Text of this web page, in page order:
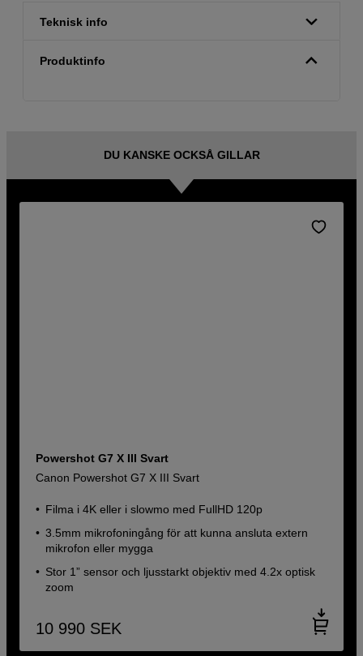
Teknisk info
Produktinfo
DU KANSKE OCKSÅ GILLAR
Powershot G7 X III Svart
Canon Powershot G7 X III Svart
Filma i 4K eller i slowmo med FullHD 120p
3.5mm mikrofoningång för att kunna ansluta extern
mikrofon eller mygga
Stor 1” sensor och ljusstarkt objektiv med 4.2x optisk
zoom
10 990 SEK